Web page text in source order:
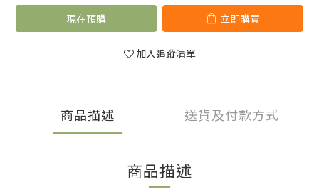
現在預購 立即購買
加入追蹤清單
商品描述 送貨及付款方式
商品描述